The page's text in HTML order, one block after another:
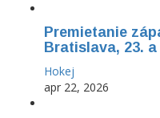
Premietanie
Bratislava, 23.
Hokej
apr 22, 2026